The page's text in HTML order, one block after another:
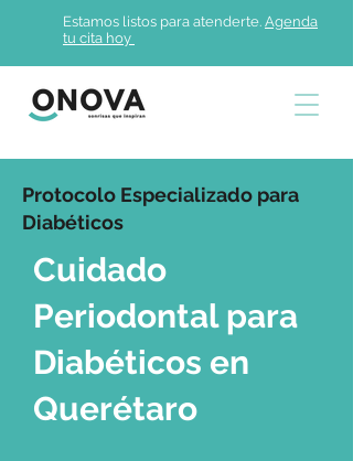
Estamos listos para atenderte. Agenda
tu cita hoy
Protocolo Especializado para
Diabéticos
Cuidado
Periodontal para
Diabéticos en
Querétaro